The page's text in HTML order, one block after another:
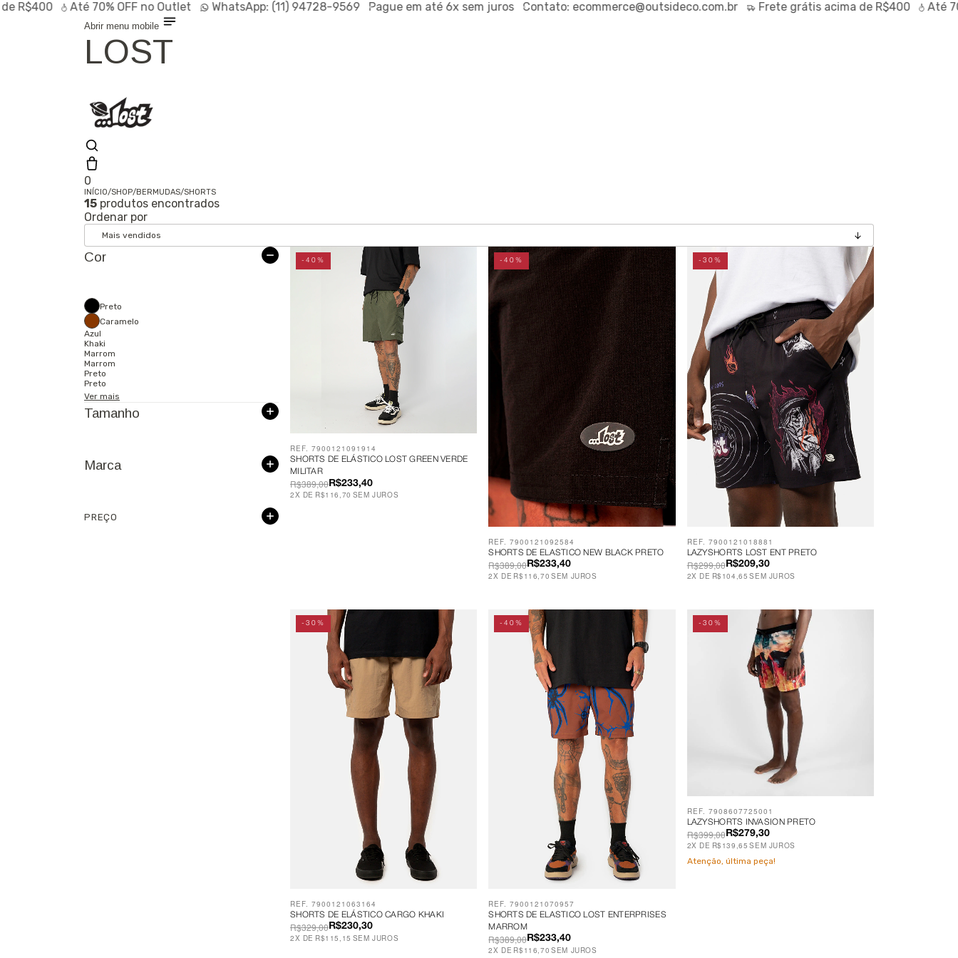
Até 70% OFFno Outlet WhatsApp:(11) 94728-9569 Pague em até6x sem juros Contato:ecommerce@outsideco.com.br Frete grátis acima de R$400 Até 70%
Abrir menu mobile
LOST
0
HOT
SALE
INÍCIO/SHOP/BERMUDAS/SHORTS
15 produtos encontrados
Ordenar por
Cor
Preto
Caramelo
Azul
Khaki
Marrom
Marrom
Preto
Preto
Ver mais
Tamanho
Marca
PREÇO
SHORTS DE ELÁSTICO LOST GREEN VERDE
MILITAR
R$233,40
R$389,00
2X DE R$116,70 SEM JUROS
REF. 7900121091914
-40%
SHORTS DE ELASTICO NEW BLACK PRETO
R$233,40
R$389,00
2X DE R$116,70 SEM JUROS
REF. 7900121092584
-40%
LAZYSHORTS LOST ENT PRETO
R$209,30
R$299,00
2X DE R$104,65 SEM JUROS
REF. 7900121018881
-30%
SHORTS DE ELÁSTICO CARGO KHAKI
R$230,30
R$329,00
2X DE R$115,15 SEM JUROS
REF. 7900121063164
-30%
SHORTS DE ELASTICO LOST ENTERPRISES
MARROM
R$233,40
R$389,00
2X DE R$116,70 SEM JUROS
REF. 7900121070957
-40%
LAZYSHORTS INVASION PRETO
R$279,30
R$399,00
2X DE R$139,65 SEM JUROS
REF. 7908607725001
-30%
Atenção, última peça!